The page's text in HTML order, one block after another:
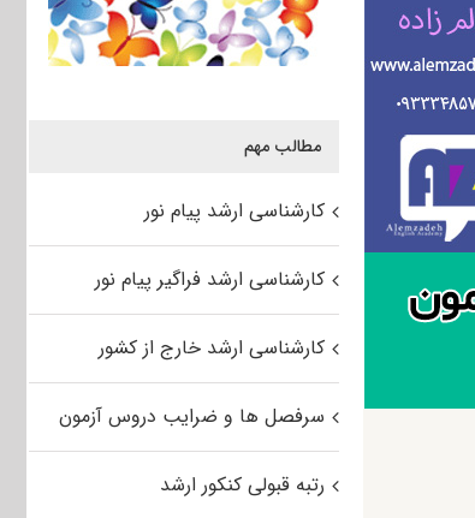
مطالب مهم
کارشناسی ارشد پیام نور
کارشناسی ارشد فراگیر پیام نور
کارشناسی ارشد خارج از کشور
سرفصل ها و ضرایب دروس آزمون
رتبه قبولی کنکور ارشد